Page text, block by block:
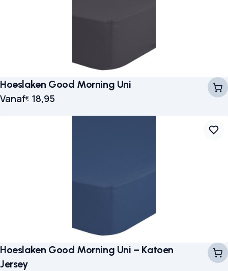
Hoeslaken Good Morning Uni
Vanaf€ 18,95
Hoeslaken Good Morning Uni – Katoen
Jersey